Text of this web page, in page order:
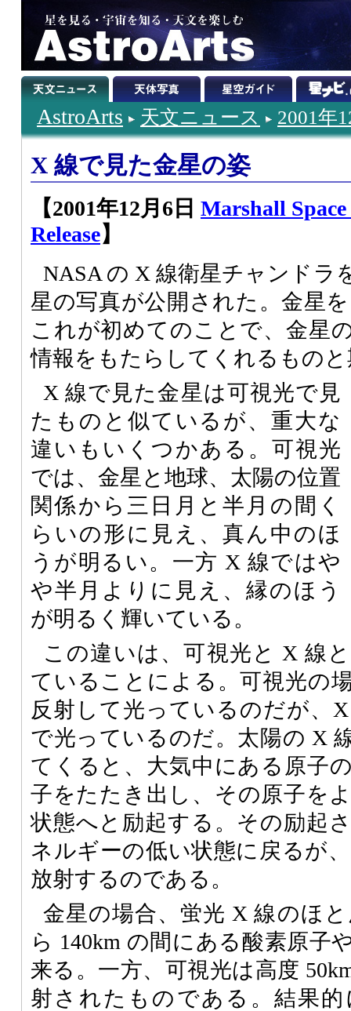
AstroArts 天文ニュース 2001年
X 線で見た金星の姿
【2001年12月6日 Marshall
Release】
NASA の X 線衛星チャンドラ
星の写真が公開された。金星
これが初めてのことで、金星
情報をもたらしてくれるもの
X 線で見た金星は可視光で見
たものと似ているが、重大な
違いもいくつかある。可視光
では、金星と地球、太陽の位置
関係から三日月と半月の間く
らいの形に見え、真ん中のほ
うが明るい。一方 X 線ではや
や半月よりに見え、縁のほう
が明るく輝いている。
この違いは、可視光と X 線
ていることによる。可視光の
反射して光っているのだが、
で光っているのだ。太陽の X
てくると、大気中にある原子
子をたたき出し、その原子を
状態へと励起する。その励起
ネルギーの低い状態に戻るが
放射するのである。
金星の場合、蛍光 X 線のほ
ら 140km の間にある酸素原子
来る。一方、可視光は高度
射されたものである。結果